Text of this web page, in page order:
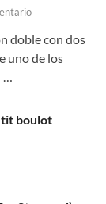
doble con dos
uno de los
…
boulot